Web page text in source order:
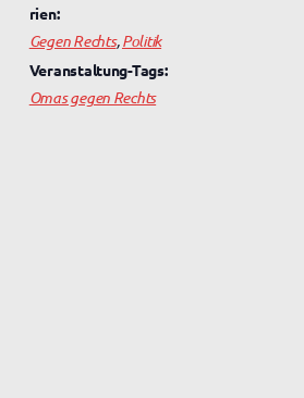
rien:
Gegen Rechts,Politik
Veranstaltung-Tags:
Omas gegen Rechts